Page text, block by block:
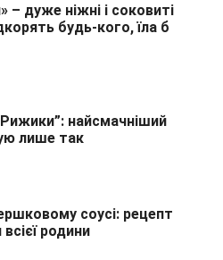
– дуже ніжні і соковиті
будь-кого, їла б
найсмачніший
лише так
соусі: рецепт
родини